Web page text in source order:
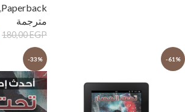
Paperback
مترجمة
180,00EGP
-61%
-33%